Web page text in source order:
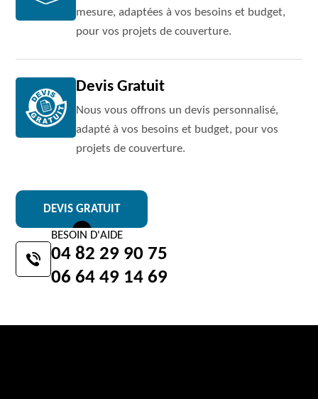
mesure, adaptées à vos besoins et budget,
pour vos projets de couverture.
Devis Gratuit
Nous vous offrons un devis personnalisé,
adapté à vos besoins et budget, pour vos
projets de couverture.
DEVIS GRATUIT
BESOIN D'AIDE
04 82 29 90 75
06 64 49 14 69